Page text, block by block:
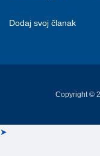
Dodaj svoj članak
Copyright ©
➤